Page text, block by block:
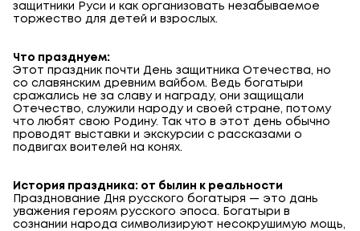
защитники Руси и как организовать незабываемое
торжество для детей и взрослых.
Что празднуем:
Этот праздник почти День защитника Отечества, но
со славянским древним вайбом. Ведь богатыри
сражались не за славу и награду, они защищали
Отечество, служили народу и своей стране, потому
что любят свою Родину. Так что в этот день обычно
проводят выставки и экскурсии с рассказами о
подвигах воителей на конях.
История праздника: от былин к реальности
Празднование Дня русского богатыря — это дань
уважения героям русского эпоса. Богатыри в
сознании народа символизируют несокрушимую мощь,